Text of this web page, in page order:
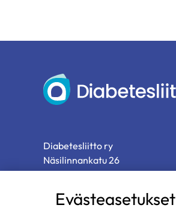
Diabetesliitto
Diabetesliitto ry
Näsilinnankatu 26
33200 Tampere
p. 03 2860 111 (ma-pe klo 9-13)
Evästeasetukset